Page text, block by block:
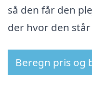
så den får den
der hvor den
Beregn pris og